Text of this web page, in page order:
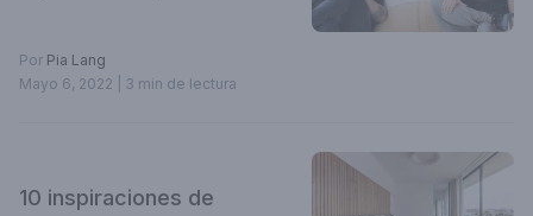
Por Pia Lang
Mayo 6, 2022
| 3 min de lectura
10 inspiraciones de